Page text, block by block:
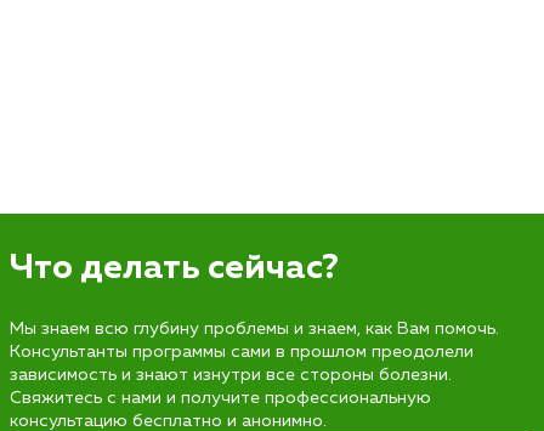
Что делать сейчас?
Мы знаем всю глубину проблемы и знаем, как Вам помочь.
Консультанты программы сами в прошлом преодолели
зависимость и знают изнутри все стороны болезни.
Свяжитесь с нами и получите профессиональную
консультацию бесплатно и анонимно.